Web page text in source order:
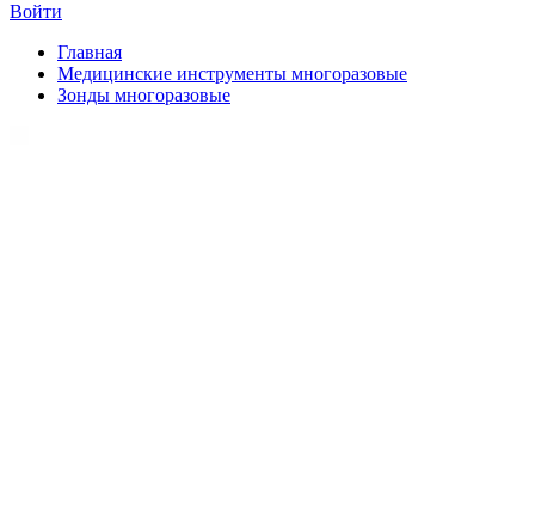
Войти
Главная
Медицинские инструменты многоразовые
Зонды многоразовые